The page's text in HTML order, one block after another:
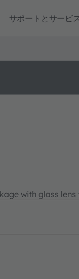
サポートとサービ
with glass